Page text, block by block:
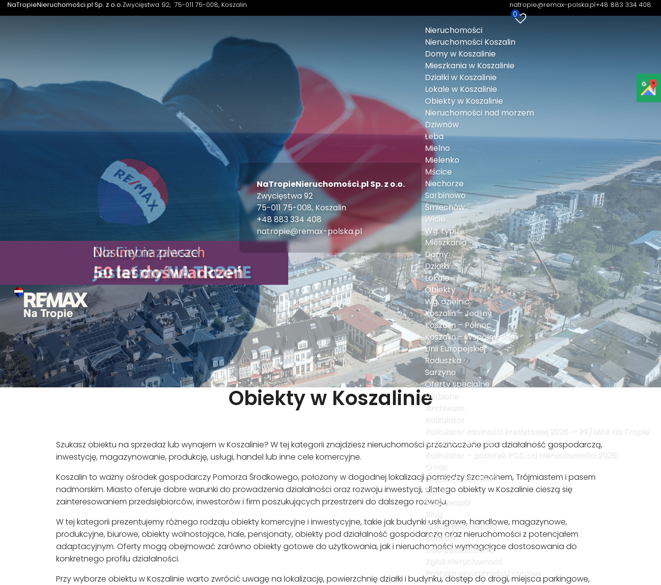
NaTropieNieruchomości.pl Sp. z o.o.Zwycięstwa 92 75-011 75-008, Koszalin natropie@remax-polska.pl+48 883 334 408
0
Nieruchomości
Nieruchomości Koszalin
Domy w Koszalinie
Mieszkania w Koszalinie
Działki w Koszalinie
Lokale w Koszalinie
Obiekty w Koszalinie
Nieruchomości nad morzem
Dziwnów
Łeba
Mielno
Mielenko
Mścice
Niechorze
Sarbinowo
Śmiechów
Wicie
Wg. typu
Mieszkania
Domy
Działki
Lokale
Obiekty
Wg. dzielnic
Koszalin – Jedliny
Koszalin – Północ
Koszalin – Wspólny dom
Unii Europejskiej
Raduszka
Sarzyno
Oferty specjalne
Ulubione
Archiwum
Kalkulator
Kalkulator zdolności kredytowej 2026 — RE/MAX Na Tropie
Kalkulator ROI najmu
Kalkulator – podatek PCC od nieruchomości 2026
O nas
Dlaczego RE/MAX?
Opinie
Nasz zespół
Blog
Nasza baza wiedzy
Kontakt
Zleć poszukiwanie
Zgłoś nieruchomość
Polityka prywatności i cookies
NaTropieNieruchomości.pl Sp. z o.o.
Zwycięstwa 92
75-011 75-008, Koszalin
+48 883 334 408
natropie@remax-polska.pl
Obiekty w Koszalinie
Szukasz obiektu na sprzedaż lub wynajem w Koszalinie? W tej kategorii znajdziesz nieruchomości przeznaczone pod działalność gospodarczą,
inwestycję, magazynowanie, produkcję, usługi, handel lub inne cele komercyjne.
Koszalin to ważny ośrodek gospodarczy Pomorza Środkowego, położony w dogodnej lokalizacji pomiędzy Szczecinem, Trójmiastem i pasem
nadmorskim. Miasto oferuje dobre warunki do prowadzenia działalności oraz rozwoju inwestycji, dlatego obiekty w Koszalinie cieszą się
zainteresowaniem przedsiębiorców, inwestorów i firm poszukujących przestrzeni do dalszego rozwoju.
W tej kategorii prezentujemy różnego rodzaju obiekty komercyjne i inwestycyjne, takie jak budynki usługowe, handlowe, magazynowe,
produkcyjne, biurowe, obiekty wolnostojące, hale, pensjonaty, obiekty pod działalność gospodarczą oraz nieruchomości z potencjałem
adaptacyjnym. Oferty mogą obejmować zarówno obiekty gotowe do użytkowania, jak i nieruchomości wymagające dostosowania do
konkretnego profilu działalności.
Przy wyborze obiektu w Koszalinie warto zwrócić uwagę na lokalizację, powierzchnię działki i budynku, dostęp do drogi, miejsca parkingowe,